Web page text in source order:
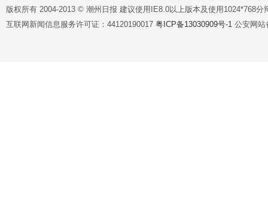
版权所有 2004-2013 © 潮州日报 建议使用IE8.0以上版本及使用1024*768分
互联网新闻信息服务许可证：44120190017 粤ICP备13030909号-1 公安网站